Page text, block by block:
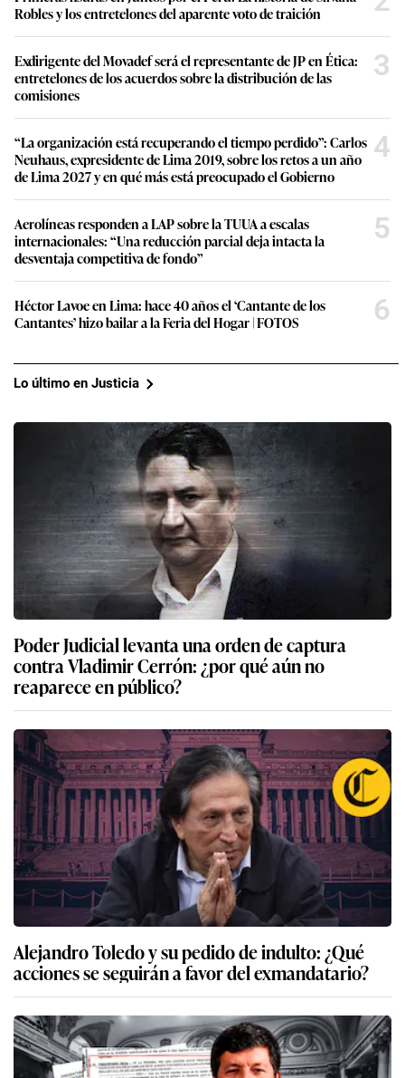
Robles y los entretelones del aparente voto de traición
Exdirigente del Movadef será el representante de JP en Ética:
entretelones de los acuerdos sobre la distribución de las
comisiones
3
“La organización está recuperando el tiempo perdido”: Carlos
Neuhaus, expresidente de Lima 2019, sobre los retos a un año
de Lima 2027 y en qué más está preocupado el Gobierno
4
Aerolíneas responden a LAP sobre la TUUA a escalas
internacionales: “Una reducción parcial deja intacta la
desventaja competitiva de fondo”
5
Héctor Lavoe en Lima: hace 40 años el ‘Cantante de los
Cantantes’ hizo bailar a la Feria del Hogar | FOTOS
6
Lo último en Justicia
Poder Judicial levanta una orden de captura
contra Vladimir Cerrón: ¿por qué aún no
reaparece en público?
Alejandro Toledo y su pedido de indulto: ¿Qué
acciones se seguirán a favor del exmandatario?